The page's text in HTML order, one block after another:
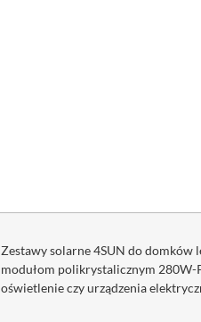
Zestawy solarne 4SUN do domków
modułom polikrystalicznym 280W-
oświetlenie czy urządzenia